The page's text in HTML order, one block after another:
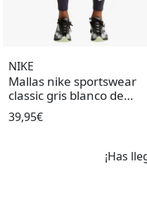
NIKE
Mallas nike sportswear
classic gris blanco de
mujer.
39,95€
¡Has